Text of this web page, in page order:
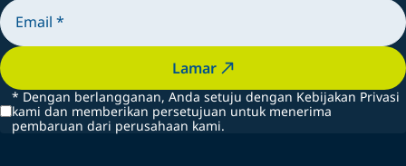
Lamar
* Dengan berlangganan, Anda setuju dengan Kebijakan Privasi
kami dan memberikan persetujuan untuk menerima
pembaruan dari perusahaan kami.